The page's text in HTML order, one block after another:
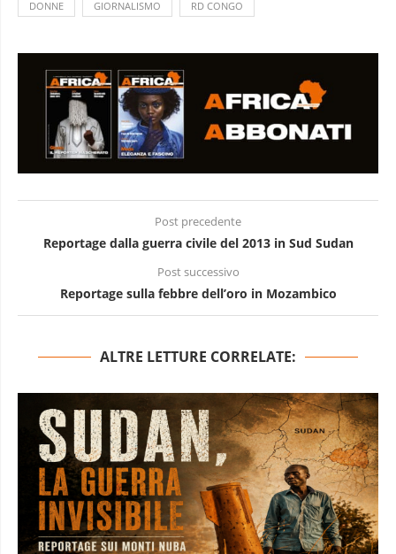
DONNE GIORNALISMO RD CONGO
Post precedente
Reportage dalla guerra civile del 2013 in Sud Sudan
Post successivo
Reportage sulla febbre dell’oro in Mozambico
ALTRE LETTURE CORRELATE: